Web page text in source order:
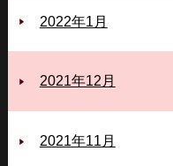
2022年1月
2021年12月
2021年11月